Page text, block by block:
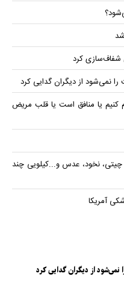
شفاف‌سازی کرد
نمی‌شود از دیگران گدایی کرد
یا منافق است یا قلب مریض
چیتی، نخود، عدس و...کیلویی چند
آمریکا
نمی‌شود از دیگران گدایی کرد